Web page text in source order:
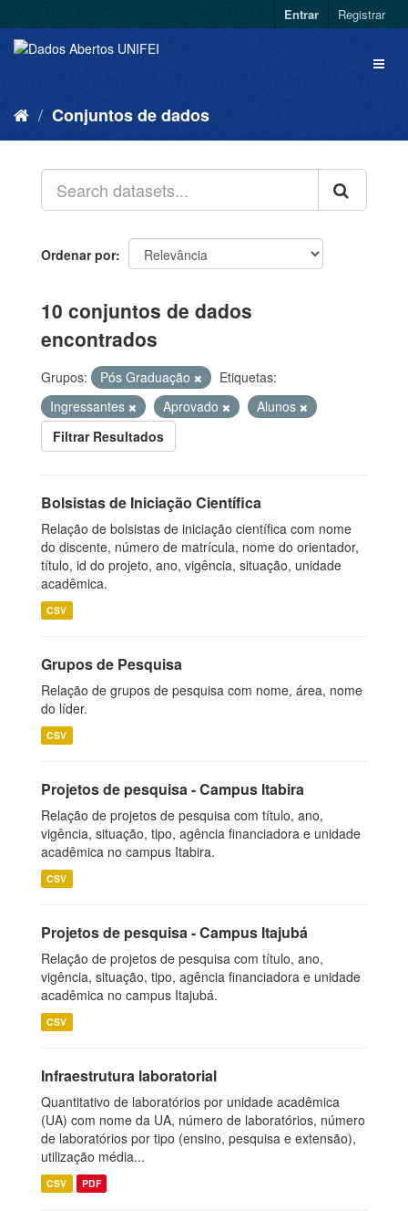
Entrar Registrar
Conjuntos de dados
Ordenar por
10 conjuntos de dados
encontrados
Grupos: Pós Graduação
Etiquetas:
Ingressantes
Aprovado
Alunos
Filtrar Resultados
Bolsistas de Iniciação Científica
Relação de bolsistas de iniciação científica com nome
do discente, número de matrícula, nome do orientador,
título, id do projeto, ano, vigência, situação, unidade
acadêmica.
CSV
Grupos de Pesquisa
Relação de grupos de pesquisa com nome, área, nome
do líder.
CSV
Projetos de pesquisa - Campus Itabira
Relação de projetos de pesquisa com título, ano,
vigência, situação, tipo, agência financiadora e unidade
acadêmica no campus Itabira.
CSV
Projetos de pesquisa - Campus Itajubá
Relação de projetos de pesquisa com título, ano,
vigência, situação, tipo, agência financiadora e unidade
acadêmica no campus Itajubá.
CSV
Infraestrutura laboratorial
Quantitativo de laboratórios por unidade acadêmica
(UA) com nome da UA, número de laboratórios, número
de laboratórios por tipo (ensino, pesquisa e extensão),
utilização média...
CSV PDF